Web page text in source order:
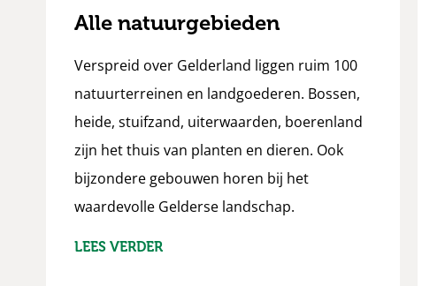
Alle natuurgebieden
Verspreid over Gelderland liggen ruim 100
natuurterreinen en landgoederen. Bossen,
heide, stuifzand, uiterwaarden, boerenland
zijn het thuis van planten en dieren. Ook
bijzondere gebouwen horen bij het
waardevolle Gelderse landschap.
LEES VERDER